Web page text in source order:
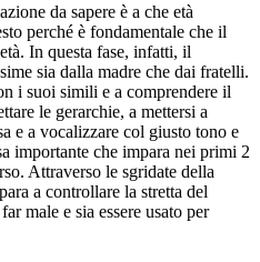
da sapere è a che età
perché è fondamentale che il
In questa fase, infatti, il
sia dalla madre che dai fratelli.
i suoi simili e a comprendere il
le gerarchie, a mettersi a
e a vocalizzare col giusto tono e
importante che impara nei primi 2
Attraverso le sgridate della
a controllare la stretta del
male e sia essere usato per